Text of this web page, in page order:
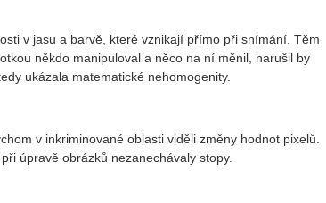
v jasu a barvě, které vznikají přímo při snímání. Těm
někdo manipuloval a něco na ní měnil, narušil by
ukázala matematické nehomogenity.
v inkriminované oblasti viděli změny hodnot pixelů.
úpravě obrázků nezanechávaly stopy.